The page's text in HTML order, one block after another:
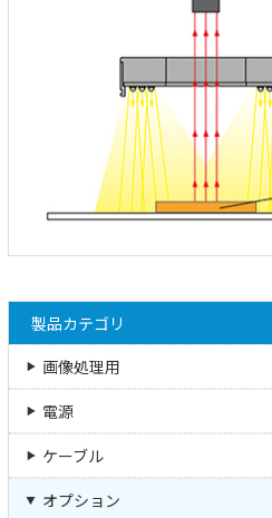
製品カテゴリ
画像処理用
電源
ケーブル
オプション